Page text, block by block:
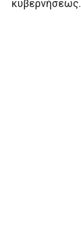
κυβερνήσεως.